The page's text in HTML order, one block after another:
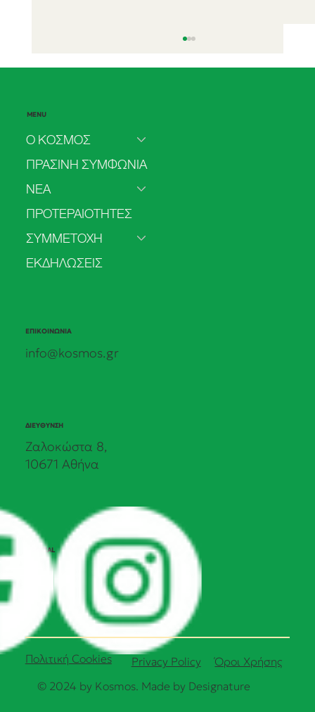
στην άμβλωση
MENU
Ο ΚΟΣΜΟΣ
ΠΡΑΣΙΝΗ ΣΥΜΦΩΝΙΑ
ΝΕΑ
ΠΡΟΤΕΡΑΙΟΤΗΤΕΣ
ΣΥΜΜΕΤΟΧΗ
ΕΚΔΗΛΩΣΕΙΣ
ΕΠΙΚΟΙΝΩΝΙΑ
info@kosmos.gr
ΔΙΕΥΘΥΝΣΗ
Ζαλοκώστα 8,
10671 Αθήνα
SOCIAL
© 2024 by Kosmos. Made by Designature
Πολιτική Cookies Όροι Χρήσης
Privacy Policy